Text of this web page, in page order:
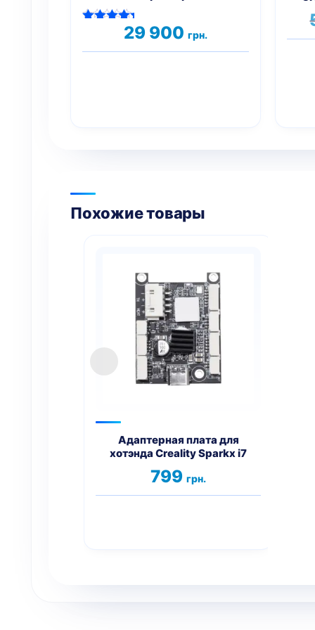
Оценка
из 5
29 900 грн.
Похожие товары
Адаптерная плата для
хотэнда Creality Sparkx i7
799грн.